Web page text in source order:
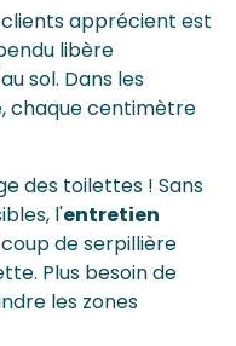
apprécient est
libère
sol. Dans les
chaque centimètre
des toilettes ! Sans
l'entretien
de serpillière
Plus besoin de
les zones